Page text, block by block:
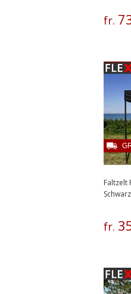
fr.
Faltzelt
Schwarz
fr.